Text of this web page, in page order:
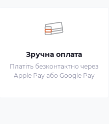
Зручна оплата
Платіть безконтактно через
Apple Pay або Google Pay